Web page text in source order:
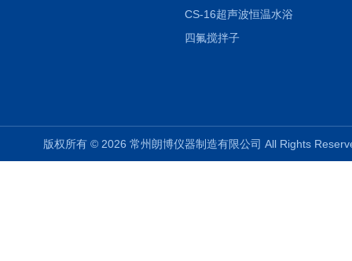
CS-16超声波恒温水浴
四氟搅拌子
版权所有 © 2026 常州朗博仪器制造有限公司 All Rights